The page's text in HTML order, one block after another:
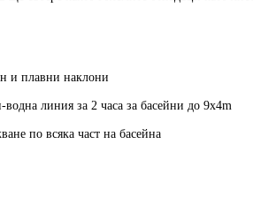
и плавни наклони
линия за 2 часа за басейни до 9x4m
по всяка част на басейна